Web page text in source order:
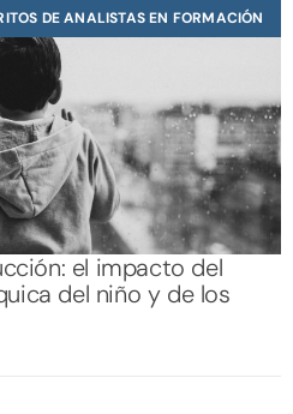
DE ANALISTAS EN FORMACIÓN
el impacto del
del niño y de los